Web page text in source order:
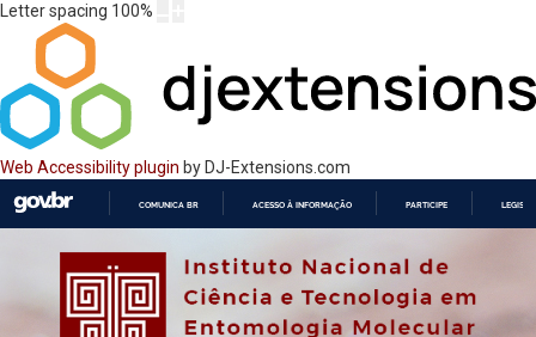
Letter spacing 100%
Web Accessibility plugin by DJ-Extensions.com
O
COMUNICA BR ACESSO À INFORMAÇÃO PARTICIPE